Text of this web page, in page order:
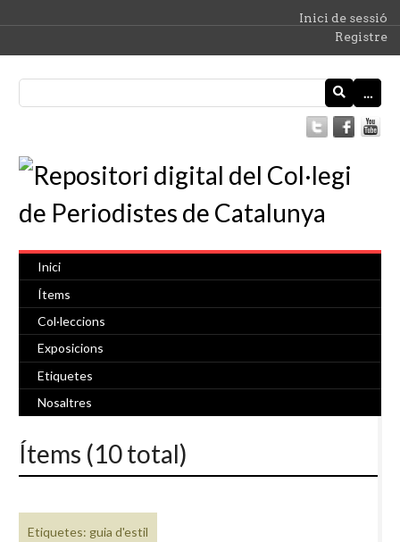
Inici de sessió
Registre
…
Inici
Ítems
Col·leccions
Exposicions
Etiquetes
Nosaltres
Ítems (10 total)
Etiquetes: guia d'estil